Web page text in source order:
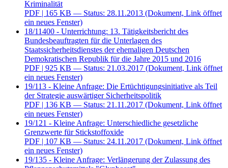
Kriminalität
PDF | 165 KB — Status: 28.11.2013 (Dokument, Link öffnet
ein neues Fenster)
18/11400 - Unterrichtung: 13. Tätigkeitsbericht des
Bundesbeauftragten für die Unterlagen des
Staatssicherheitsdienstes der ehemaligen Deutschen
Demokratischen Republik für die Jahre 2015 und 2016
PDF | 925 KB — Status: 21.03.2017 (Dokument, Link öffnet
ein neues Fenster)
19/113 - Kleine Anfrage: Die Ertüchtigungsinitiative als Teil
der Strategie auswärtiger Sicherheitspolitik
PDF | 136 KB — Status: 21.11.2017 (Dokument, Link öffnet
ein neues Fenster)
19/121 - Kleine Anfrage: Unterschiedliche gesetzliche
Grenzwerte für Stickstoffoxide
PDF | 107 KB — Status: 24.11.2017 (Dokument, Link öffnet
ein neues Fenster)
19/135 - Kleine Anfrage: Verlängerung der Zulassung des